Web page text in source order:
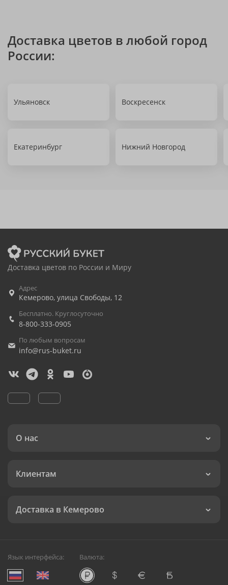
Доставка цветов в любой город
России:
Ульяновск Воскресенск
Екатеринбург Нижний Новгород
Доставка цветов по России и Миру
Адрес
Кемерово, улица Свободы, 12
Бесплатно. Круглосуточно
8-800-333-0905
По любым вопросам
info@rus-buket.ru
О нас
Клиентам
Доставка в Кемерово
Язык интерфейса: Валюта: